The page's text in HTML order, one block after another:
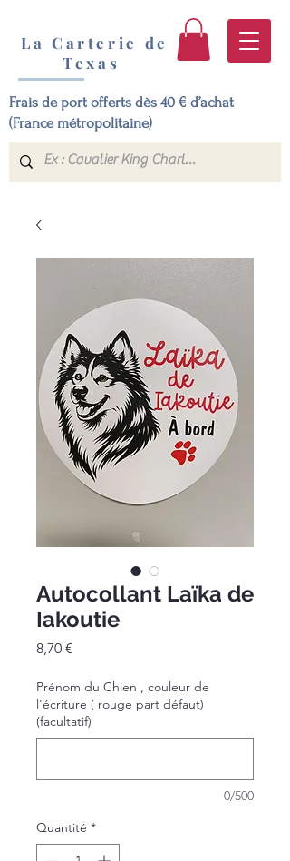
La Carterie de
Texas
Frais de port offerts dès 40 € d’achat
(France métropolitaine)
Autocollant Laïka de
Iakoutie
8,70 €
Prénom du Chien , couleur de
l'écriture ( rouge part défaut)
(facultatif)
0/500
Quantité *